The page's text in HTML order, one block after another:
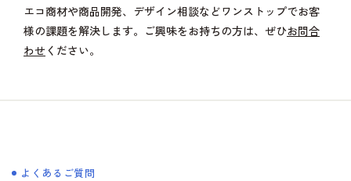
エコ商材や商品開発、デザイン相談などワンストップでお客
様の課題を解決します。ご興味をお持ちの方は、ぜひお問合
わせ ください。
よくあるご質問